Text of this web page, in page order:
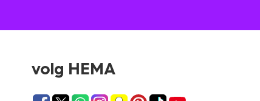
volg HEMA